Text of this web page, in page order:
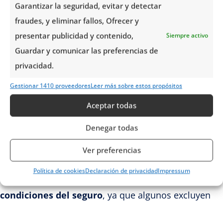
Garantizar la seguridad, evitar y detectar
fraudes, y eliminar fallos, Ofrecer y
presentar publicidad y contenido,
Guardar y comunicar las preferencias de
privacidad.
Siempre activo
Gestionar 1410 proveedoresLeer más sobre estos propósitos
Aceptar todas
Denegar todas
Ver preferencias
Política de cookiesDeclaración de privacidadImpressum
algunos seguros también incluyen cobertura por la
demora en la salida de los medios de transporte y
por la pérdida de servicios contratados pero no
disfrutados.
Y claro, no podemos dejar de lado que muchos
seguros también nos brindan cobertura en caso de
prolongación de estancia, ya que muchas veces se
pueden presentar condiciones climatológicas que
nos obligan a extender nuestra visita.
Finalmente, al contratar un seguro de viaje,
debemos
condiciones del seguro, ya que algunos excluyen